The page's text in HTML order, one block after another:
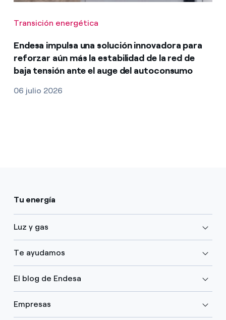
Transición energética
Endesa impulsa una solución innovadora para
reforzar aún más la estabilidad de la red de
baja tensión ante el auge del autoconsumo
06 julio 2026
Tu energía
Luz y gas
Te ayudamos
El blog de Endesa
Empresas